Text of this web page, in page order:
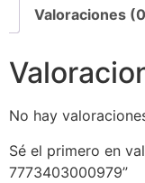
Valoraciones
No hay
Sé el primero en
7773403000979”